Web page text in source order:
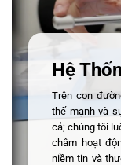
Hệ
Trên con
thế mạnh và
cả; chúng tôi
châm hoạt
niềm tin và